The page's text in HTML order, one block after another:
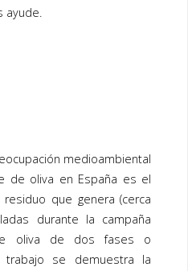
medioambiental
de oliva en España es el
que genera (cerca
durante la campaña
oliva de dos fases o
trabajo se demuestra la